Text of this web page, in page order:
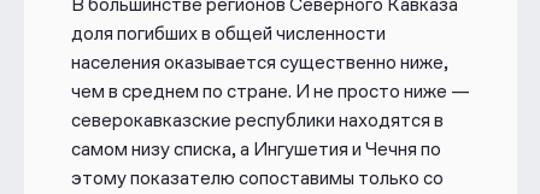
В большинстве регионов Северного Кавказа
доля погибших в общей численности
населения оказывается существенно ниже,
чем в среднем по стране. И не просто ниже —
северокавказские республики находятся в
самом низу списка, а Ингушетия и Чечня по
этому показателю сопоставимы только со